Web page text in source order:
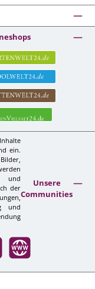
ein.
und
der
und
Unsere
Communities
Website